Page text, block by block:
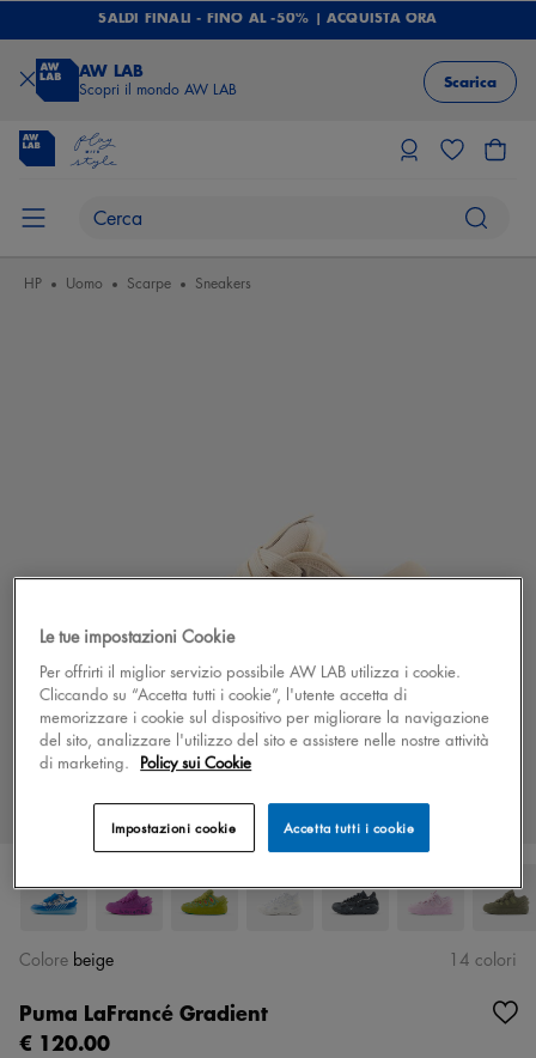
SALDI FINALI - FINO AL -50% | ACQUISTA ORA
AW LAB
Scopri il mondo AW LAB Scarica
HP Uomo Scarpe Sneakers
Puma LaFrancé Gradient
€ 120.00
Colore beige 14 colori
Le tue impostazioni Cookie
Per offrirti il miglior servizio possibile AW LAB utilizza i cookie.
Cliccando su “Accetta tutti i cookie”, l'utente accetta di
memorizzare i cookie sul dispositivo per migliorare la navigazione
del sito, analizzare l'utilizzo del sito e assistere nelle nostre attività
di marketing. Policy sui Cookie
Accetta tutti i cookie
Impostazioni cookie